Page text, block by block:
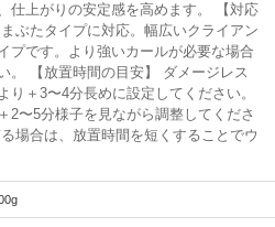
仕上がりの安定感を高めます。 【対応
ぶたタイプに対応。幅広いクライアン
プです。より強いカールが必要な場合
。 【放置時間の目安】 ダメージレス
＋3〜4分長めに設定してください。
2〜5分様子を見ながら調整してくださ
場合は、放置時間を短くすることでウ